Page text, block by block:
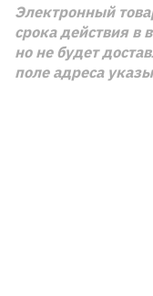
Электронный
срока действия в
но не будет
поле адреса